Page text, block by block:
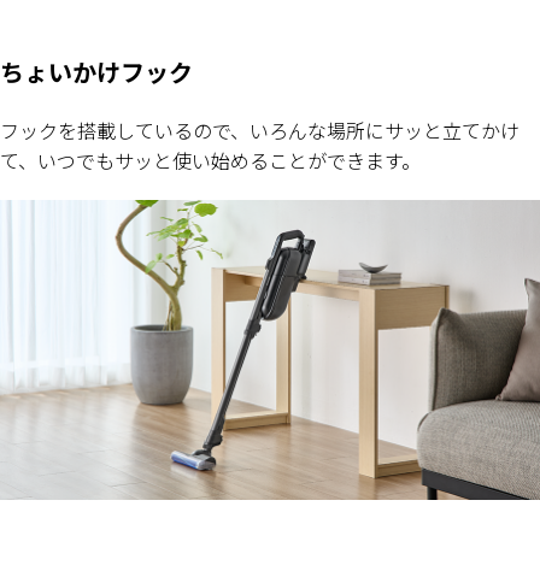
ちょいかけフック
フックを搭載しているので、いろんな場所にサッと立てかけ
て、いつでもサッと使い始めることができます。